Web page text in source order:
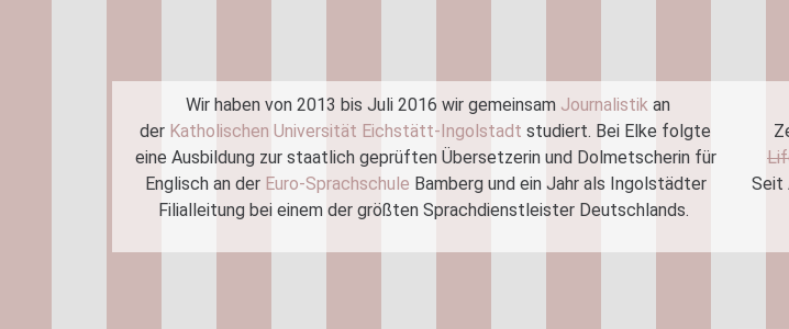
Wir haben von 2013 bis Juli 2016 wir gemeinsam Journalistikan
der Katholischen Universität Eichstätt-Ingolstadt studiert. Bei Elke folgte
eine Ausbildung zur staatlich geprüften Übersetzerin und Dolmetscherin für
Englisch an der Euro-Sprachschule Bamberg und ein Jahr als Ingolstädter
Filialleitung bei einem der größten Sprachdienstleister Deutschlands.
Seit